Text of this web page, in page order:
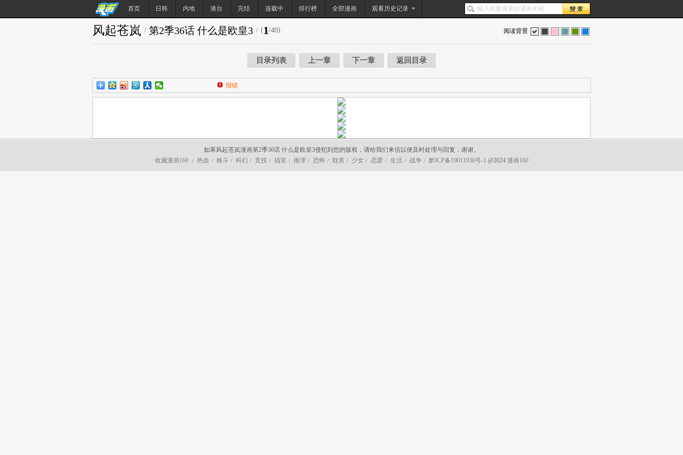
首页 日韩 内地 港台 完结 连载中 排行榜 全部漫画 观看历史记录
搜索
阅读背景
风起苍岚 / 第2季36话 什么是欧皇3 / (1/40)
目录列表 上一章 下一章 返回目录
报错
如果风起苍岚漫画第2季36话 什么是欧皇3侵犯到您的版权，请给我们来信以便及时处理与回复，谢谢。
收藏漫画160
/ 热血 / 格斗 / 科幻 / 竞技 / 搞笑 / 推理 / 恐怖 / 耽美 / 少女 / 恋爱 / 生活 / 战争 / 黔ICP备19011938号-1 @2024 漫画160